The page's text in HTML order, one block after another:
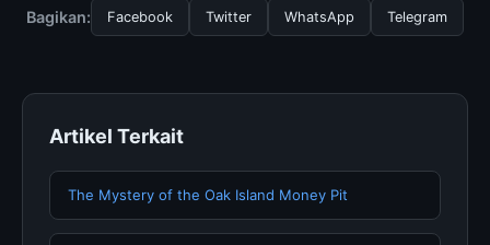
mengunjungi halaman resmi kami secara berkala. Kami
selalu memperbarui konten dengan informasi terkini dan
Bagikan: Facebook Twitter WhatsApp Telegram
Artikel Terkait
The Mystery of the Oak Island Money Pit